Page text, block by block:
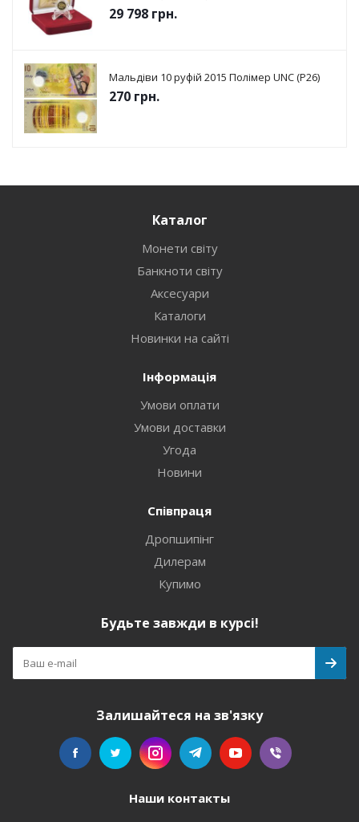
29 798 грн.
Мальдіви 10 руфій 2015 Полімер UNC (P26)
270 грн.
Каталог
Монети світу
Банкноти світу
Аксесуари
Каталоги
Новинки на сайті
Інформація
Умови оплати
Умови доставки
Угода
Новини
Співпраця
Дропшипінг
Дилерам
Купимо
Будьте завжди в курсі!
Залишайтеся на зв'язку
Наши контакты